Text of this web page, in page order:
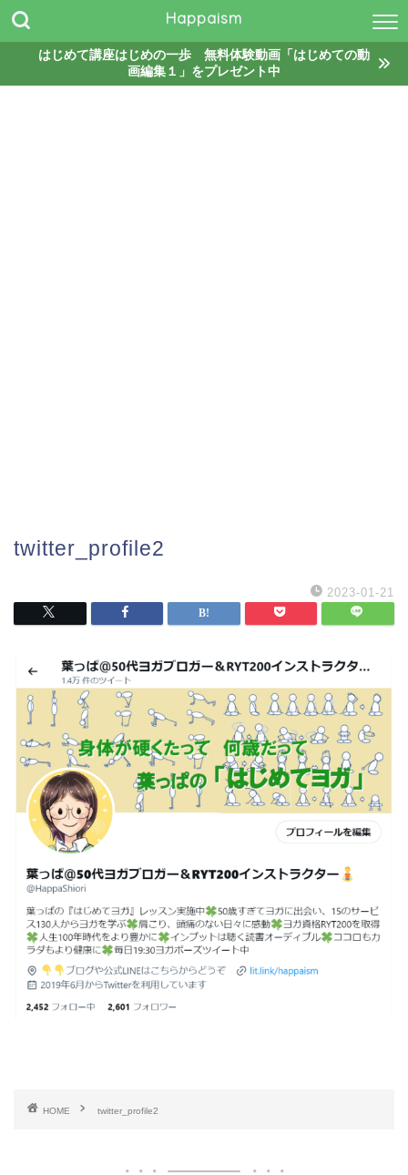
Happaism
はじめて講座はじめの一歩 無料体験動画「はじめての動
画編集１」をプレゼント中
twitter_profile2
2023-01-21
HOME twitter_profile2